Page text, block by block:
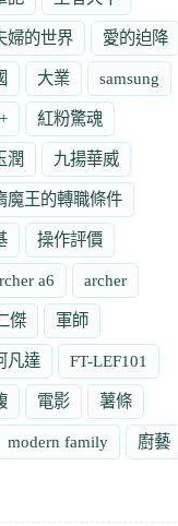
婦的世界 愛的迫降
大業 samsung
紅粉驚魂
潤 九揚華威
魔王的轉職條件
操作評價
a6 archer
傑 軍師
凡達 FT-LEF101
電影 薯條
modern family 廚藝